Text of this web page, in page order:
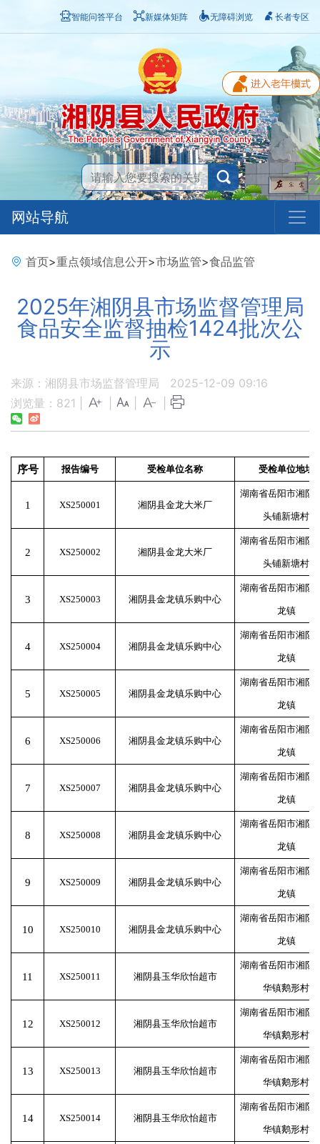
智能问答平台 新媒体矩阵 无障碍浏览 长者专区
网站导航
首页>重点领域信息公开>市场监管>食品监管
2025年湘阴县市场监督管理局
食品安全监督抽检1424批次公
示
来源：湘阴县市场监督管理局
2025-12-09 09:16
浏览量： 821
序号 报告编号 受检单位名称 受检单位地址
1 XS250001 湘阴县金龙大米厂
湖南省岳阳市湘阴
头铺新塘村
2 XS250002 湘阴县金龙大米厂
湖南省岳阳市湘阴
头铺新塘村
3 XS250003 湘阴县金龙镇乐购中心
湖南省岳阳市湘阴
龙镇
4 XS250004 湘阴县金龙镇乐购中心
湖南省岳阳市湘阴
龙镇
5 XS250005 湘阴县金龙镇乐购中心
湖南省岳阳市湘阴
龙镇
6 XS250006 湘阴县金龙镇乐购中心
湖南省岳阳市湘阴
龙镇
7 XS250007 湘阴县金龙镇乐购中心
湖南省岳阳市湘阴
龙镇
8 XS250008 湘阴县金龙镇乐购中心
湖南省岳阳市湘阴
龙镇
9 XS250009 湘阴县金龙镇乐购中心
湖南省岳阳市湘阴
龙镇
10 XS250010 湘阴县金龙镇乐购中心
湖南省岳阳市湘阴
龙镇
11 XS250011 湘阴县玉华欣怡超市
湖南省岳阳市湘阴
华镇鹅形村
12 XS250012 湘阴县玉华欣怡超市
湖南省岳阳市湘阴
华镇鹅形村
13 XS250013 湘阴县玉华欣怡超市
湖南省岳阳市湘阴
华镇鹅形村
14 XS250014 湘阴县玉华欣怡超市
湖南省岳阳市湘阴
华镇鹅形村